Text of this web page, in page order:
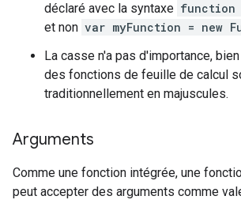
déclaré avec la syntaxe function
et non var myFunction = new
La casse n'a pas d'importance,
des fonctions de feuille de calcul
traditionnellement en majuscules.
Arguments
Comme une fonction intégrée, une
peut accepter des arguments comme